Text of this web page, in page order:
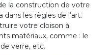
la construction de votre
les règles de l’art.
votre cloison à
matériaux, comme : le
verre, etc.